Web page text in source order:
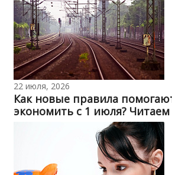
22 июля, 2026
Как новые правила
экономить с 1 июля?